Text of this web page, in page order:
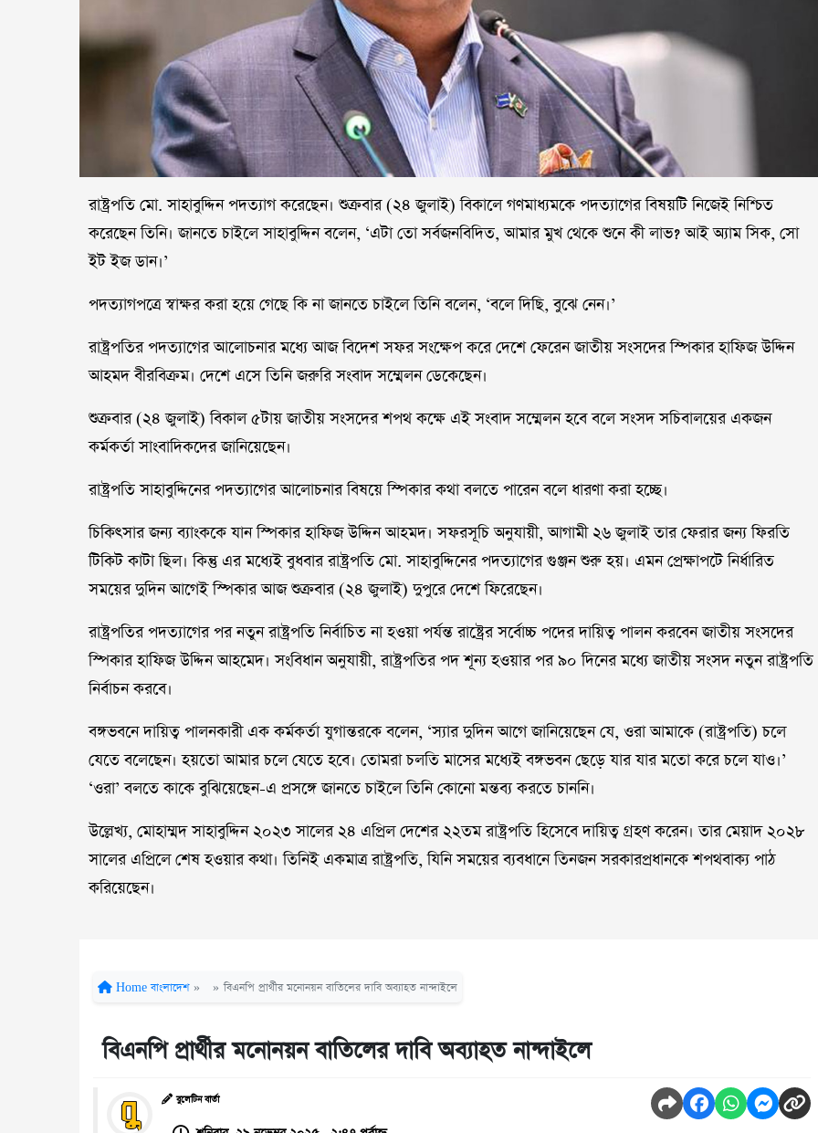
রাষ্ট্রপতি মো. সাহাবুদ্দিন পদত্যাগ করেছেন। শুক্রবার (২৪ জুলাই) বিকালে গণমাধ্যমকে পদত্যাগের বিষয়টি নিজেই নিশ্চিত
করেছেন তিনি। জানতে চাইলে সাহাবুদ্দিন বলেন, ‘এটা তো সর্বজনবিদিত, আমার মুখ থেকে শুনে কী লাভ? আই অ্যাম সিক, সো
ইট ইজ ডান।’
পদত্যাগপত্রে স্বাক্ষর করা হয়ে গেছে কি না জানতে চাইলে তিনি বলেন, ‘বলে দিছি, বুঝে নেন।’
রাষ্ট্রপতির পদত্যাগের আলোচনার মধ্যে আজ বিদেশ সফর সংক্ষেপ করে দেশে ফেরেন জাতীয় সংসদের স্পিকার হাফিজ উদ্দিন
আহমদ বীরবিক্রম। দেশে এসে তিনি জরুরি সংবাদ সম্মেলন ডেকেছেন।
শুক্রবার (২৪ জুলাই) বিকাল ৫টায় জাতীয় সংসদের শপথ কক্ষে এই সংবাদ সম্মেলন হবে বলে সংসদ সচিবালয়ের একজন
কর্মকর্তা সাংবাদিকদের জানিয়েছেন।
রাষ্ট্রপতি সাহাবুদ্দিনের পদত্যাগের আলোচনার বিষয়ে স্পিকার কথা বলতে পারেন বলে ধারণা করা হচ্ছে।
চিকিৎসার জন্য ব্যাংককে যান স্পিকার হাফিজ উদ্দিন আহমদ। সফরসূচি অনুযায়ী, আগামী ২৬ জুলাই তার ফেরার জন্য ফিরতি
টিকিট কাটা ছিল। কিন্তু এর মধ্যেই বুধবার রাষ্ট্রপতি মো. সাহাবুদ্দিনের পদত্যাগের গুঞ্জন শুরু হয়। এমন প্রেক্ষাপটে নির্ধারিত
সময়ের দুদিন আগেই স্পিকার আজ শুক্রবার (২৪ জুলাই) দুপুরে দেশে ফিরেছেন।
রাষ্ট্রপতির পদত্যাগের পর নতুন রাষ্ট্রপতি নির্বাচিত না হওয়া পর্যন্ত রাষ্ট্রের সর্বোচ্চ পদের দায়িত্ব পালন করবেন জাতীয় সংসদের
স্পিকার হাফিজ উদ্দিন আহমেদ। সংবিধান অনুযায়ী, রাষ্ট্রপতির পদ শূন্য হওয়ার পর ৯০ দিনের মধ্যে জাতীয় সংসদ নতুন রাষ্ট্রপতি
নির্বাচন করবে।
বঙ্গভবনে দায়িত্ব পালনকারী এক কর্মকর্তা যুগান্তরকে বলেন, ‘স্যার দুদিন আগে জানিয়েছেন যে, ওরা আমাকে (রাষ্ট্রপতি) চলে
যেতে বলেছেন। হয়তো আমার চলে যেতে হবে। তোমরা চলতি মাসের মধ্যেই বঙ্গভবন ছেড়ে যার যার মতো করে চলে যাও।’
‘ওরা’ বলতে কাকে বুঝিয়েছেন-এ প্রসঙ্গে জানতে চাইলে তিনি কোনো মন্তব্য করতে চাননি।
উল্লেখ্য, মোহাম্মদ সাহাবুদ্দিন ২০২৩ সালের ২৪ এপ্রিল দেশের ২২তম রাষ্ট্রপতি হিসেবে দায়িত্ব গ্রহণ করেন। তার মেয়াদ ২০২৮
সালের এপ্রিলে শেষ হওয়ার কথা। তিনিই একমাত্র রাষ্ট্রপতি, যিনি সময়ের ব্যবধানে তিনজন সরকারপ্রধানকে শপথবাক্য পাঠ
করিয়েছেন।
Home বাংলাদেশ » » বিএনপি প্রার্থীর মনোনয়ন বাতিলের দাবি অব্যাহত নান্দাইলে
বিএনপি প্রার্থীর মনোনয়ন বাতিলের দাবি অব্যাহত নান্দাইলে
বুলেটিন বার্তা